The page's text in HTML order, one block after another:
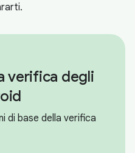
verifica degli
di base della verifica